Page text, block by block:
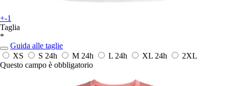
+-1
Taglia
*
Guida alle taglie
XS
S 24h M 24h L 24h XL 24h
2XL
Questo campo è obbligatorio